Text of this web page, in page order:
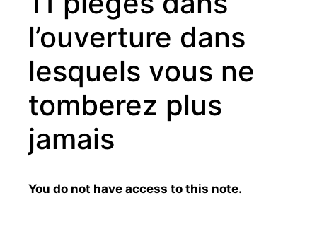
l’ouverture dans
lesquels vous ne
tomberez plus
jamais
You do not have access to this note.